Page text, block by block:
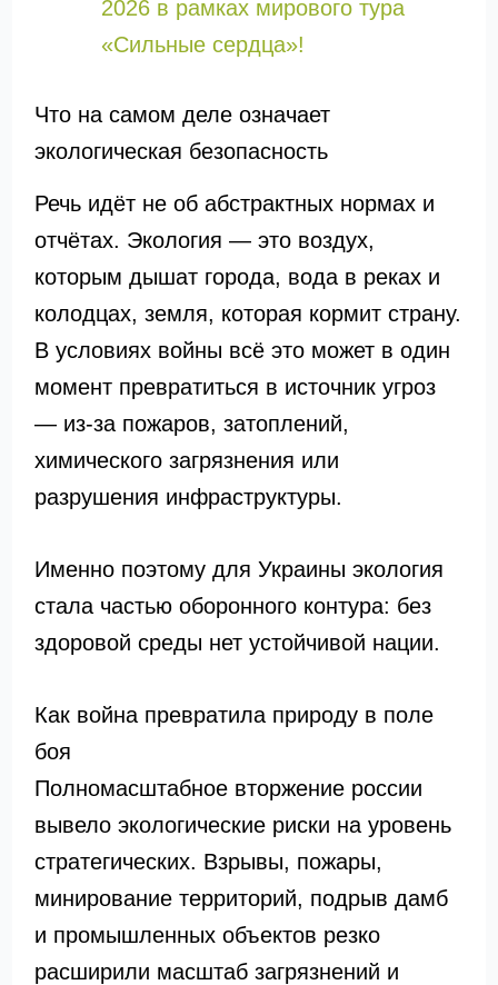
2026 в рамках мирового тура
«Сильные сердца»!
Что на самом деле означает
экологическая безопасность
Речь идёт не об абстрактных нормах и
отчётах. Экология — это воздух,
которым дышат города, вода в реках и
колодцах, земля, которая кормит страну.
В условиях войны всё это может в один
момент превратиться в источник угроз
— из-за пожаров, затоплений,
химического загрязнения или
разрушения инфраструктуры.
Именно поэтому для Украины экология
стала частью оборонного контура: без
здоровой среды нет устойчивой нации.
Как война превратила природу в поле
боя
Полномасштабное вторжение россии
вывело экологические риски на уровень
стратегических. Взрывы, пожары,
минирование территорий, подрыв дамб
и промышленных объектов резко
расширили масштаб загрязнений и